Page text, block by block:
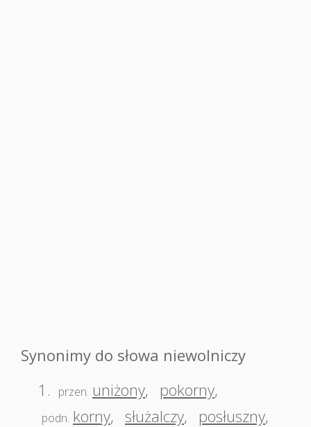
Synonimy do słowa niewolniczy
1.
przen. uniżony, pokorny,
podn. korny, służalczy, posłuszny,